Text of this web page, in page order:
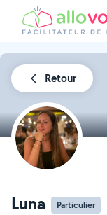
Retour
Luna Particulier